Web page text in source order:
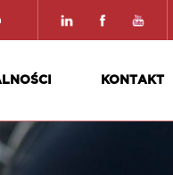
KONTAKT